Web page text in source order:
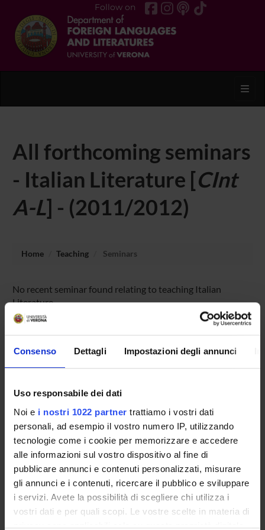
Consenso Dettagli Impostazioni degli annunci
Uso responsabile dei dati
Noi e i nostri 1022 partner trattiamo i vostri dati
personali, ad esempio il vostro numero IP, utilizzando
tecnologie come i cookie per memorizzare e accedere
alle informazioni sul vostro dispositivo al fine di
pubblicare annunci e contenuti personalizzati, misurare
gli annunci e i contenuti, ricercare il pubblico e sviluppare
i servizi. Avete la possibilità di scegliere chi utilizza i
vostri dati e per quali scopi. Le vostre scelte in materia di
privacy sono applicabili solo su questa proprietà digitale
Follow on
All forthcoming seminars
- Italian Literature [CInt
A-L] - (2011/2012)
Home Teaching Seminars
No recent seminar found relating to teaching Italian
Literature.
STUDYING
PHD PROGRAMMES AND POSTGRADUATE
COURSES
Contacts
People
Places
Calendar